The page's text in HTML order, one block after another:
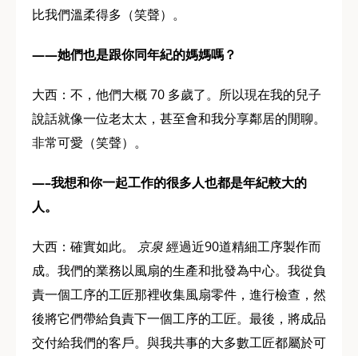
比我們溫柔得多（笑聲）。
——她們也是跟你同年紀的媽媽嗎？
大西：不，他們大概 70 多歲了。所以現在我的兒子
說話就像一位老太太，甚至會和我分享鄰居的閒聊。
非常可愛（笑聲）。
—–我想和你一起工作的很多人也都是年紀較大的
人。
大西：確實如此。 京泉經過近90道精細工序製作而
成。我們的業務以風扇的生產和批發為中心。我從負
責一個工序的工匠那裡收集風扇零件，進行檢查，然
後將它們帶給負責下一個工序的工匠。最後，將成品
交付給我們的客戶。與我共事的大多數工匠都屬於可